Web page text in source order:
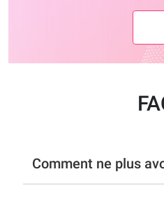
Comment ne plus